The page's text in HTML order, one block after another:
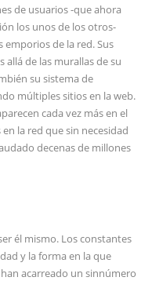
de usuarios -que ahora
los unos de los otros-
emporios de la red. Sus
de las murallas de su
su sistema de
múltiples sitios en la web.
cada vez más en el
la red que sin necesidad
decenas de millones
él mismo. Los constantes
y la forma en la que
acarreado un sinnúmero